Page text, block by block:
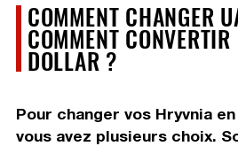
COMMENT CHANGER
COMMENT
DOLLAR ?
Pour changer vos Hryvnia
vous avez plusieurs choix.